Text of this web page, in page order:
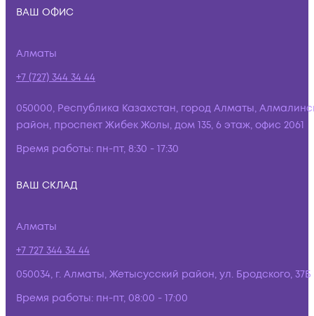
ВАШ ОФИС
Алматы
+7 (727) 344 34 44
050000, Республика Казахстан, город Алматы,
район, проспект Жибек Жолы, дом 135, 6 этаж, офис 2061
Время работы: пн-пт, 8:30 - 17:30
ВАШ СКЛАД
Алматы
+7 727 344 34 44
050034, г. Алматы, Жетысусский район, ул. Бродского, 37Б
Время работы: пн-пт, 08:00 - 17:00